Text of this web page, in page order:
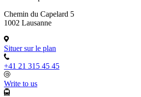
Chemin du Capelard 5
1002 Lausanne
Situer sur le plan
+41 21 315 45 45
Write to us